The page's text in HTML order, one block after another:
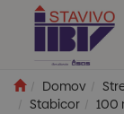
Domov
Stabicor
100